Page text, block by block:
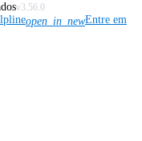
v3.56.0
open_in_newEntre em